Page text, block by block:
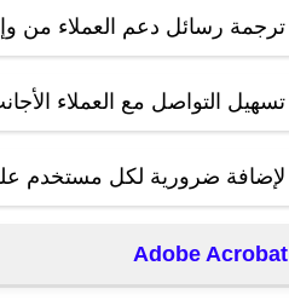
ترجمة رسائل دعم العملاء من
تسهيل التواصل مع العملاء
لإضافة ضرورية لكل مستخدم
Adobe Acrobat